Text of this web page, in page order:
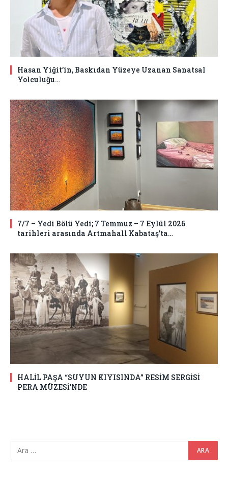
Hasan Yiğit’in, Baskıdan Yüzeye Uzanan Sanatsal
Yolculuğu…
7/7 – Yedi Bölü Yedi; 7 Temmuz – 7 Eylül 2026
tarihleri arasında Artmahall Kabataş’ta…
HALİL PAŞA “SUYUN KIYISINDA” RESİM SERGİSİ
PERA MÜZESİ’NDE